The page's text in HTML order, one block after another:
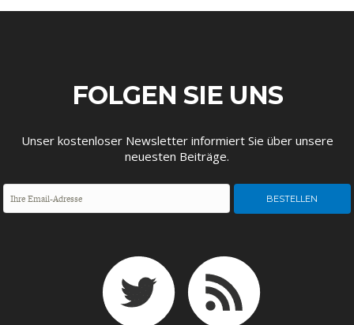
FOLGEN SIE UNS
Unser kostenloser Newsletter informiert Sie über unsere
neuesten Beiträge.